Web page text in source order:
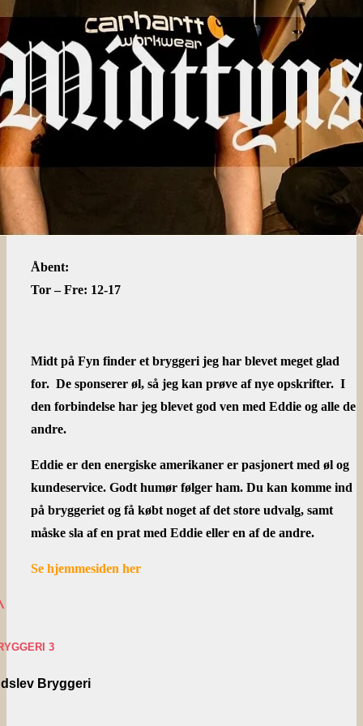
Åbent:
Tor – Fre: 12-17
Midt på Fyn finder et bryggeri jeg har blevet meget glad
for. De sponserer øl, så jeg kan prøve af nye opskrifter. I
den forbindelse har jeg blevet god ven med Eddie og alle de
andre.
Eddie er den energiske amerikaner er pasjonert med øl og
kundeservice. Godt humør følger ham. Du kan komme ind
på bryggeriet og få købt noget af det store udvalg, samt
måske sla af en prat med Eddie eller en af de andre.
Se hjemmesiden her
3
Bryggeri